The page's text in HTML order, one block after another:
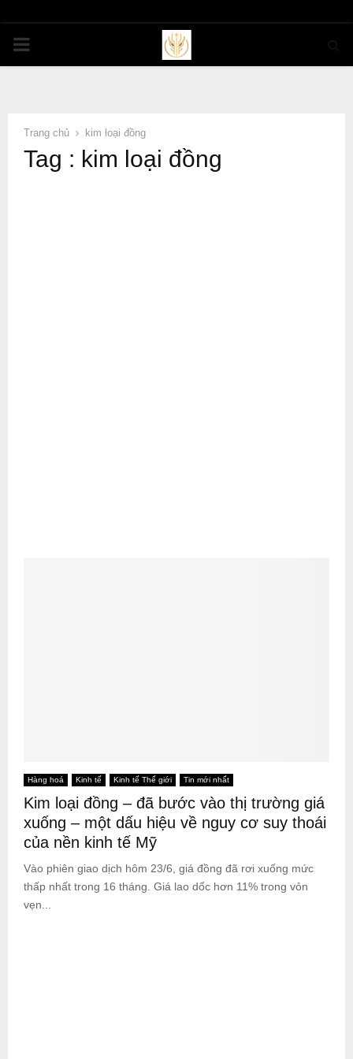
PRIMARY
Trang chủ kim loại đồng
Tag : kim loại đồng
Hàng hoá Kinh tế Kinh tế Thế giới Tin mới nhất
Kim loại đồng – đã bước vào thị trường giá
xuống – một dấu hiệu về nguy cơ suy thoái
của nền kinh tế Mỹ
Vào phiên giao dịch hôm 23/6, giá đồng đã rơi xuống mức
thấp nhất trong 16 tháng. Giá lao dốc hơn 11% trong vỏn
vẹn...